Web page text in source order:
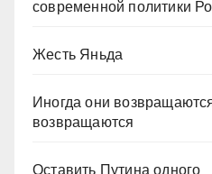
современной политики
Жесть Яньда
Иногда они
возвращаются
Оставить Путина одного